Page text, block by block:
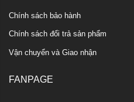
Chính sách bảo hành
Chính sách đổi trả sản phẩm
Vận chuyển và Giao nhận
FANPAGE